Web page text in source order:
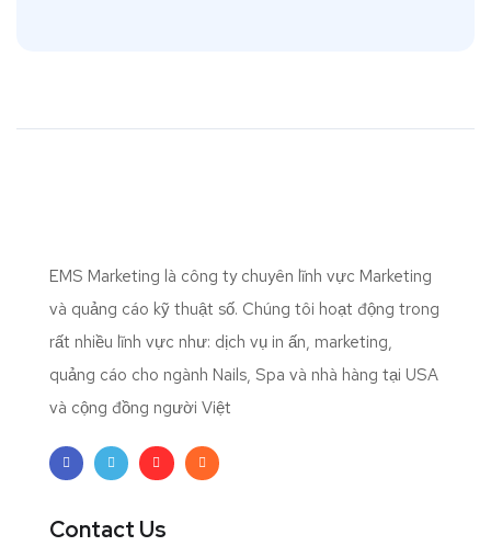
EMS Marketing là công ty chuyên lĩnh vực Marketing
và quảng cáo kỹ thuật số. Chúng tôi hoạt động trong
rất nhiều lĩnh vực như: dịch vụ in ấn, marketing,
quảng cáo cho ngành Nails, Spa và nhà hàng tại USA
và cộng đồng người Việt
Contact Us